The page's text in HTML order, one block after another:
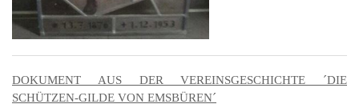
DOKUMENT AUS DER VEREINSGESCHICHTE ´DIE
SCHÜTZEN-GILDE VON EMSBÜREN´